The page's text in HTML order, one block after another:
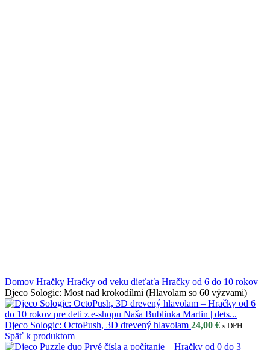
Domov Hračky Hračky od veku dieťaťa Hračky od 6 do 10 rokov
Djeco Sologic: Most nad krokodílmi (Hlavolam so 60 výzvami)
Djeco Sologic: OctoPush, 3D drevený hlavolam 24,00 € s DPH
Späť k produktom